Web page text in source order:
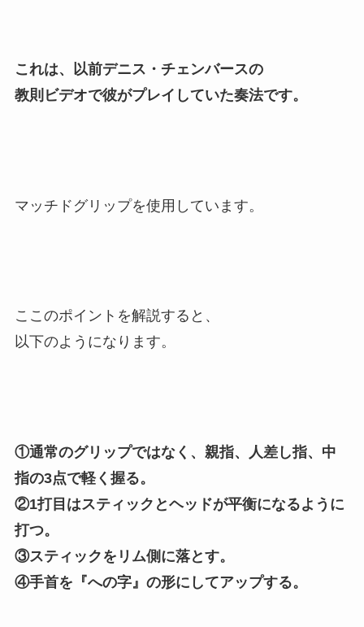
これは、以前デニス・チェンバースの
教則ビデオで彼がプレイしていた奏法です。
マッチドグリップを使用しています。
ここのポイントを解説すると、
以下のようになります。
①通常のグリップではなく、親指、人差し指、中
指の3点で軽く握る。
②1打目はスティックとヘッドが平衡になるように
打つ。
③スティックをリム側に落とす。
④手首を『への字』の形にしてアップする。